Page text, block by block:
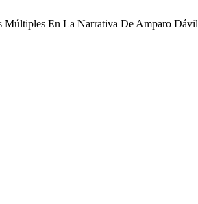
Múltiples En La Narrativa De Amparo